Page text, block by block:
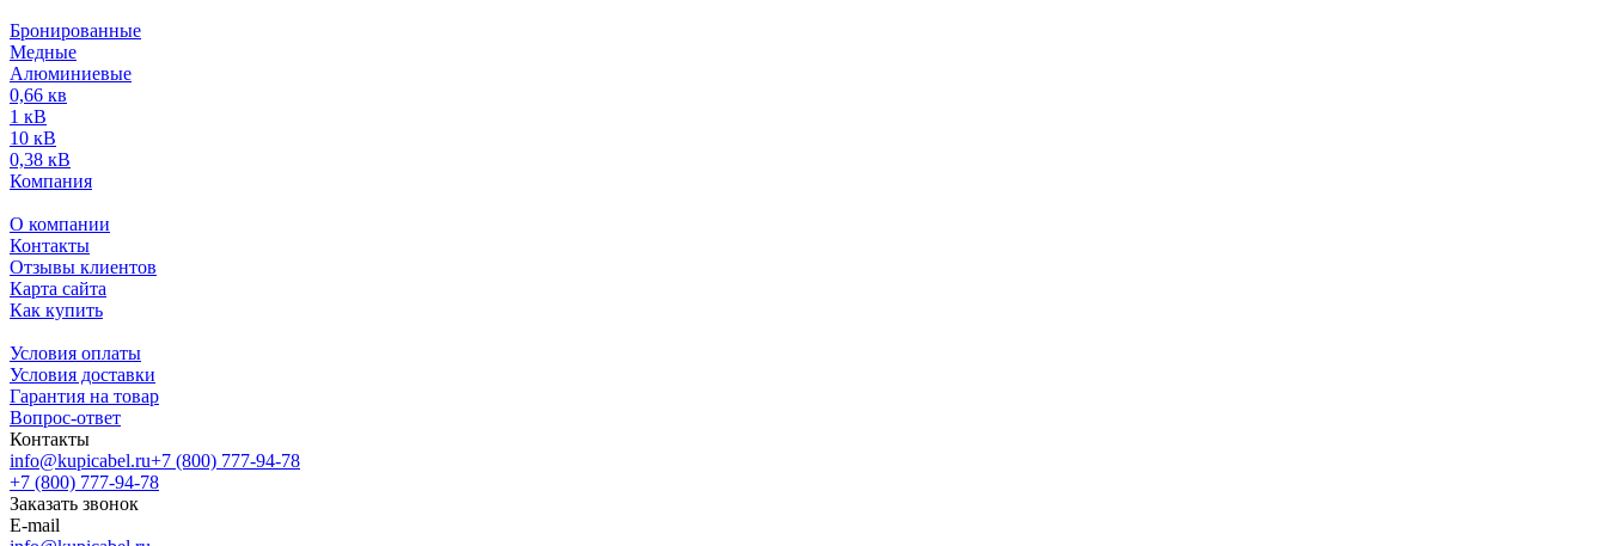
Бронированные
Медные
Алюминиевые
0,66 кв
1 кВ
10 кВ
0,38 кВ
Компания
О компании
Контакты
Отзывы клиентов
Карта сайта
Как купить
Условия оплаты
Условия доставки
Гарантия на товар
Вопрос-ответ
Контакты
info@kupicabel.ru+7 (800) 777-94-78
+7 (800) 777-94-78
Заказать звонок
E-mail